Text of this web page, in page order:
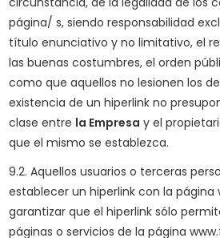
página/ s, siendo responsabilidad
título enunciativo y no limitativo, el
las buenas costumbres, el orden
como que aquellos no lesionen los
existencia de un hiperlink no
clase entre la Empresa y el
que el mismo se establezca.
9.2. Aquellos usuarios o terceras
establecer un hiperlink con la página
garantizar que el hiperlink sólo
páginas o servicios de la página